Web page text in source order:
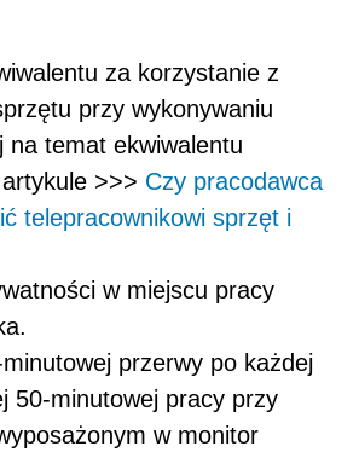
za korzystanie z
przy wykonywaniu
na temat ekwiwalentu
>>> Czy pracodawca
telepracownikowi sprzęt i
w miejscu pracy
przerwy po każdej
50-minutowej pracy przy
w monitor